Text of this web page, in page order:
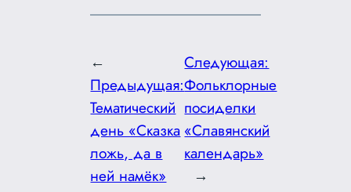
←
Предыдущая:
Тематический
день «Сказка
ложь, да в
ней намёк»
Следующая:
Фольклорные
посиделки
«Славянский
календарь»
→